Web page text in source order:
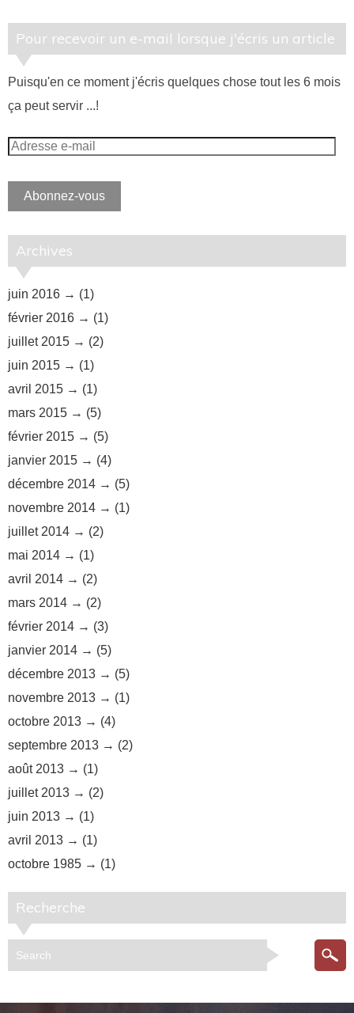
Pour recevoir un e-mail lorsque j'écris un article
Puisqu'en ce moment j'écris quelques chose tout les 6 mois
ça peut servir ...!
Adresse
mailAbonnez-vous
Archives
juin 2016
(1)
février 2016
(1)
juillet 2015
(2)
juin 2015
(1)
avril 2015
(1)
mars 2015
(5)
février 2015
(5)
janvier 2015
(4)
décembre 2014
(5)
novembre 2014
(1)
juillet 2014
(2)
mai 2014
(1)
avril 2014
(2)
mars 2014
(2)
février 2014
(3)
janvier 2014
(5)
décembre 2013
(5)
novembre 2013
(1)
octobre 2013
(4)
septembre 2013
(2)
août 2013
(1)
juillet 2013
(2)
juin 2013
(1)
avril 2013
(1)
octobre 1985
(1)
Recherche